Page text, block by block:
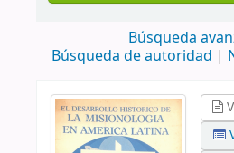
Búsqueda
Búsqueda de autoridad